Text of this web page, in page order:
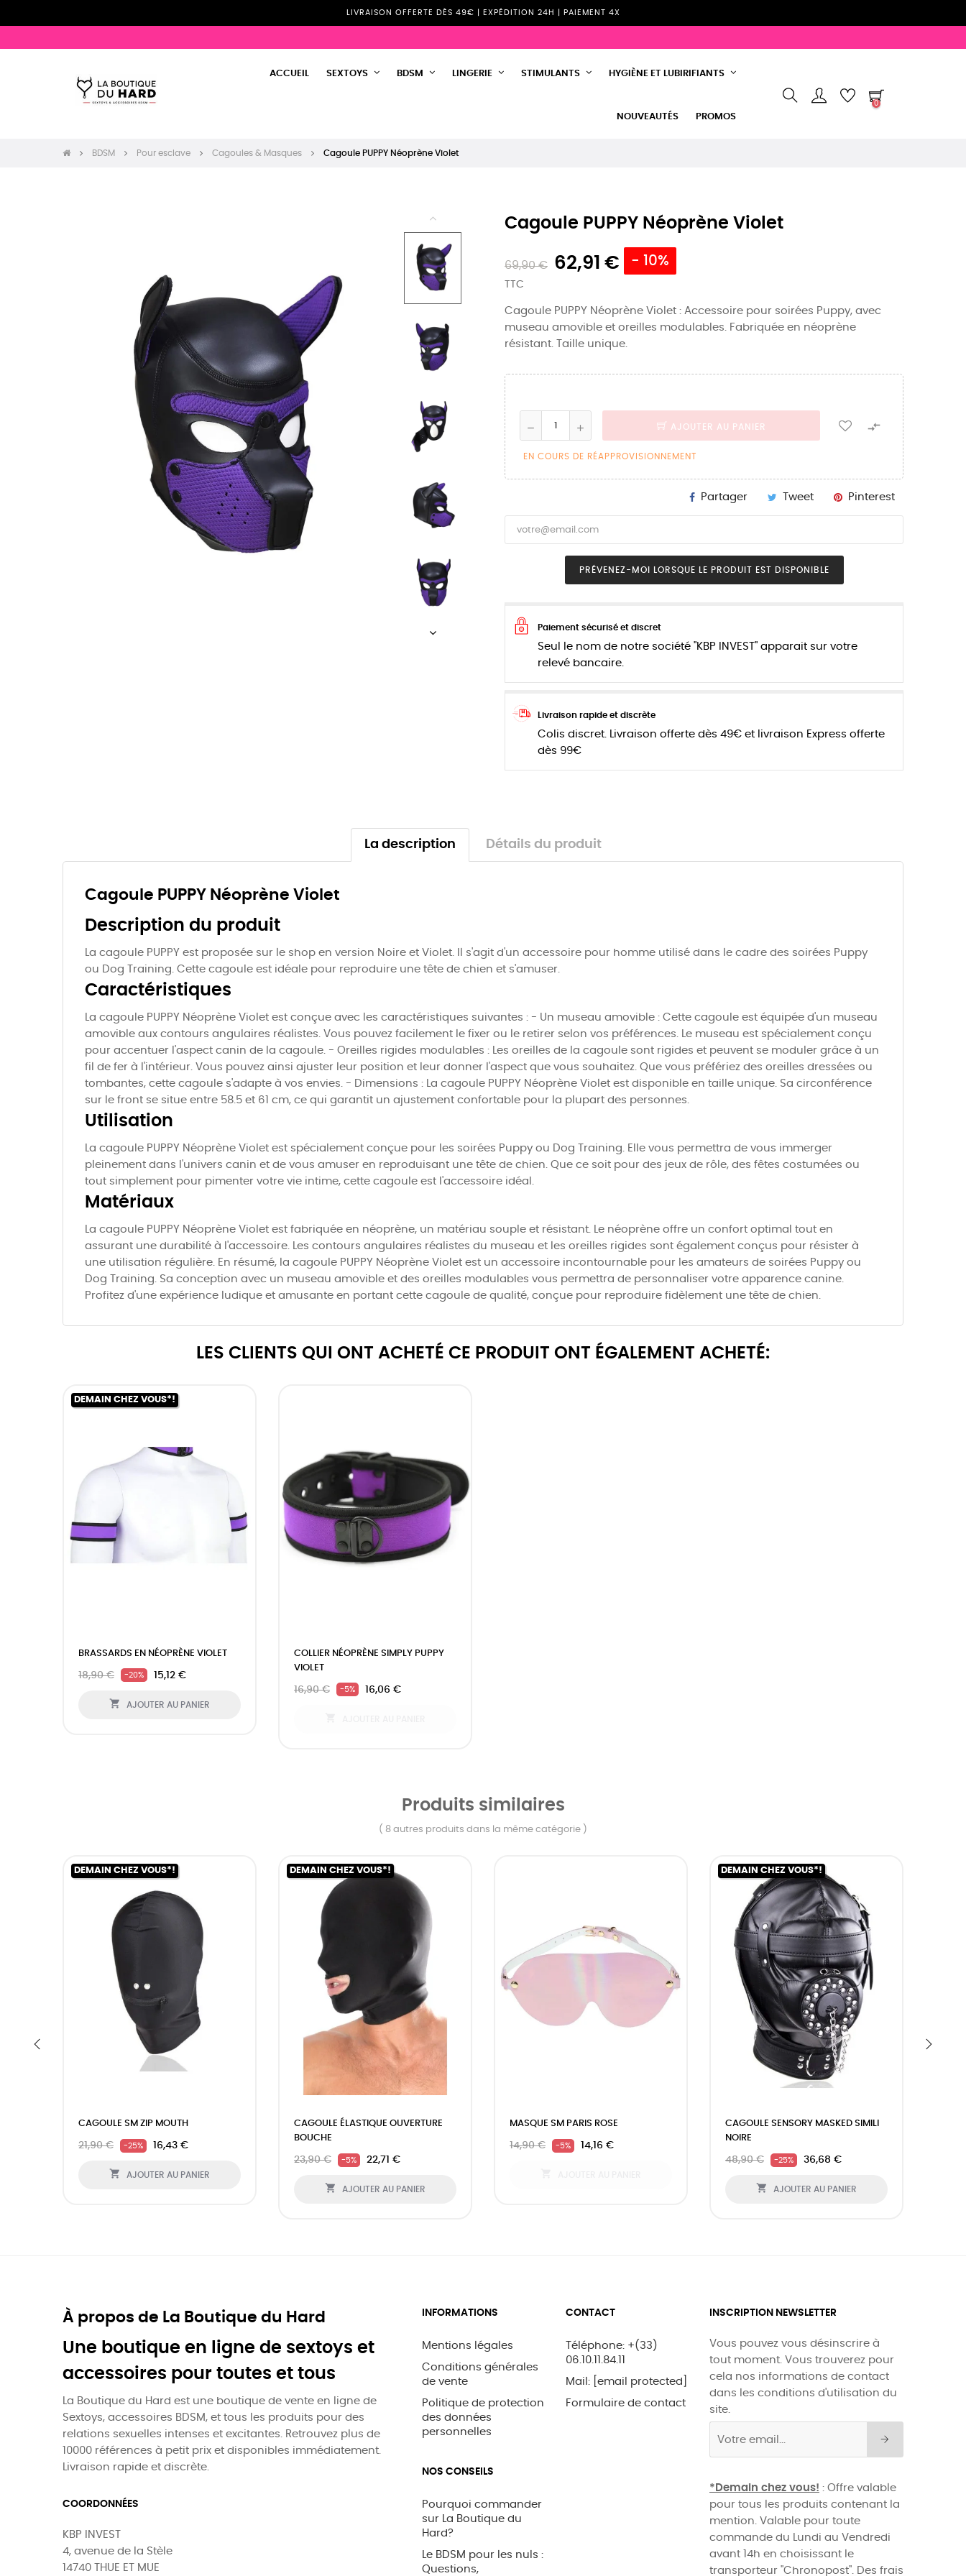
LIVRAISON OFFERTE DÈS 49€ | EXPÉDITION 24H | PAIEMENT 4X
ACCUEIL SEXTOYS BDSM LINGERIE STIMULANTS HYGIÈNE ET LUBIRIFIANTS
NOUVEAUTÉS PROMOS
0
BDSM Pour esclave Cagoules & Masques Cagoule PUPPY Néoprène Violet
Cagoule PUPPY Néoprène Violet
69,90 € 62,91 € - 10%
TTC
Cagoule PUPPY Néoprène Violet : Accessoire pour soirées Puppy, avec
museau amovible et oreilles modulables. Fabriquée en néoprène
résistant. Taille unique.
AJOUTER AU PANIER 
EN COURS DE RÉAPPROVISIONNEMENT
Partager Tweet Pinterest
PRÉVENEZ-MOI LORSQUE LE PRODUIT EST DISPONIBLE
Paiement sécurisé et discret
Seul le nom de notre société "KBP INVEST" apparait sur votre
relevé bancaire.
Livraison rapide et discrète
Colis discret. Livraison offerte dès 49€ et livraison Express offerte
dès 99€
La description Détails du produit
Cagoule PUPPY Néoprène Violet
Description du produit
La cagoule PUPPY est proposée sur le shop en version Noire et Violet. Il s'agit d'un accessoire pour homme utilisé dans le cadre des soirées Puppy
ou Dog Training. Cette cagoule est idéale pour reproduire une tête de chien et s'amuser.
Caractéristiques
La cagoule PUPPY Néoprène Violet est conçue avec les caractéristiques suivantes : - Un museau amovible : Cette cagoule est équipée d'un museau
amovible aux contours angulaires réalistes. Vous pouvez facilement le fixer ou le retirer selon vos préférences. Le museau est spécialement conçu
pour accentuer l'aspect canin de la cagoule. - Oreilles rigides modulables : Les oreilles de la cagoule sont rigides et peuvent se moduler grâce à un
fil de fer à l'intérieur. Vous pouvez ainsi ajuster leur position et leur donner l'aspect que vous souhaitez. Que vous préfériez des oreilles dressées ou
tombantes, cette cagoule s'adapte à vos envies. - Dimensions : La cagoule PUPPY Néoprène Violet est disponible en taille unique. Sa circonférence
sur le front se situe entre 58.5 et 61 cm, ce qui garantit un ajustement confortable pour la plupart des personnes.
Utilisation
La cagoule PUPPY Néoprène Violet est spécialement conçue pour les soirées Puppy ou Dog Training. Elle vous permettra de vous immerger
pleinement dans l'univers canin et de vous amuser en reproduisant une tête de chien. Que ce soit pour des jeux de rôle, des fêtes costumées ou
tout simplement pour pimenter votre vie intime, cette cagoule est l'accessoire idéal.
Matériaux
La cagoule PUPPY Néoprène Violet est fabriquée en néoprène, un matériau souple et résistant. Le néoprène offre un confort optimal tout en
assurant une durabilité à l'accessoire. Les contours angulaires réalistes du museau et les oreilles rigides sont également conçus pour résister à
une utilisation régulière. En résumé, la cagoule PUPPY Néoprène Violet est un accessoire incontournable pour les amateurs de soirées Puppy ou
Dog Training. Sa conception avec un museau amovible et des oreilles modulables vous permettra de personnaliser votre apparence canine.
Profitez d'une expérience ludique et amusante en portant cette cagoule de qualité, conçue pour reproduire fidèlement une tête de chien.
LES CLIENTS QUI ONT ACHETÉ CE PRODUIT ONT ÉGALEMENT ACHETÉ:
DEMAIN CHEZ VOUS*!
BRASSARDS EN NÉOPRÈNE VIOLET
18,90 € -20% 15,12 €
 AJOUTER AU PANIER
COLLIER NÉOPRÈNE SIMPLY PUPPY
VIOLET
16,90 € -5% 16,06 €
Produits similaires
( 8 autres produits dans la même catégorie )
DEMAIN CHEZ VOUS*!
CAGOULE SM ZIP MOUTH
21,90 € -25% 16,43 €
 AJOUTER AU PANIER
DEMAIN CHEZ VOUS*!
CAGOULE ÉLASTIQUE OUVERTURE
BOUCHE
23,90 € -5% 22,71 €
 AJOUTER AU PANIER
MASQUE SM PARIS ROSE
14,90 € -5% 14,16 €
DEMAIN CHEZ VOUS*!
CAGOULE SENSORY MASKED SIMILI
NOIRE
48,90 € -25% 36,68 €
 AJOUTER AU PANIER
À propos de La Boutique du Hard
Une boutique en ligne de sextoys et
accessoires pour toutes et tous
La Boutique du Hard est une boutique de vente en ligne de
Sextoys, accessoires BDSM, et tous les produits pour des
relations sexuelles intenses et excitantes. Retrouvez plus de
10000 références à petit prix et disponibles immédiatement.
Livraison rapide et discrète.
COORDONNÉES
KBP INVEST
4, avenue de la Stèle
14740 THUE ET MUE
INFORMATIONS
Mentions légales
Conditions générales
de vente
Politique de protection
des données
personnelles
NOS CONSEILS
Pourquoi commander
sur La Boutique du
Hard?
Le BDSM pour les nuls :
Questions,
CONTACT
Téléphone: +(33)
06.10.11.84.11
Mail:
[email protected]
Formulaire de contact
INSCRIPTION NEWSLETTER
Vous pouvez vous désinscrire à
tout moment. Vous trouverez pour
cela nos informations de contact
dans les conditions d'utilisation du
site.
*Demain chez vous! : Offre valable
pour tous les produits contenant la
mention. Valable pour toute
commande du Lundi au Vendredi
avant 14h en choisissant le
transporteur "Chronopost". Des frais